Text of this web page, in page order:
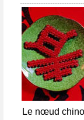
Le nœud